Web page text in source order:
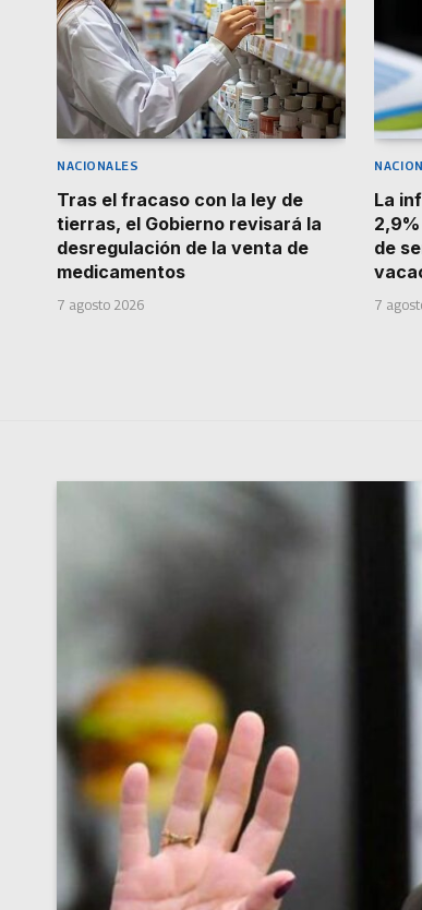
NACIONALES
Tras el fracaso con la ley de
tierras, el Gobierno revisará la
desregulación de la venta de
medicamentos
7 agosto 2026
La
de
7